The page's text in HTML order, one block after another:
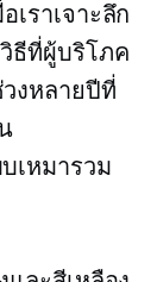
ราเจาะลึก
ธีที่ผู้บริโภค
งหลายปีที่
เหมารวม